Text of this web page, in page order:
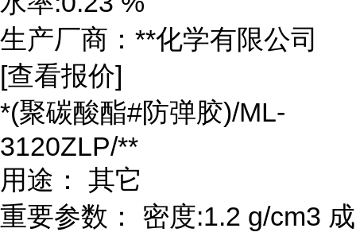
生产厂商：**化学有限公司
[查看报价]
*(聚碳酸酯#防弹胶)/ML-
3120ZLP/**
用途： 其它
重要参数： 密度:1.2 g/cm3 成